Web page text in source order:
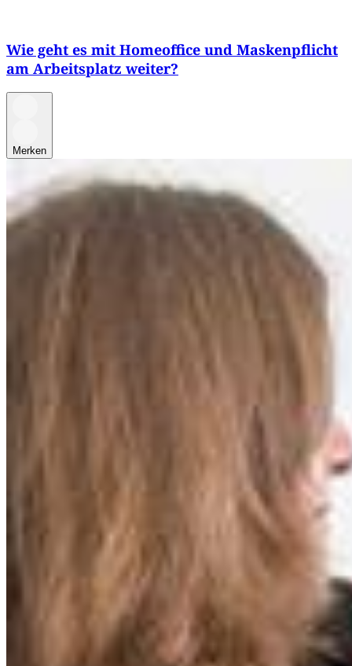
Wie geht es mit Homeoffice und Maskenpflicht
am Arbeitsplatz weiter?
Merken